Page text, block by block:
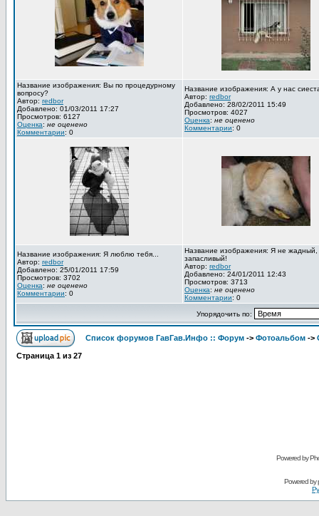
Название изображения: Вы по процедурному
вопросу?
Автор: redbor
Добавлено: 01/03/2011 17:27
Просмотров: 6127
Оценка: не оценено
Комментарии: 0
Название изображения: А у нас
Автор: redbor
Добавлено: 28/02/2011 15:49
Просмотров: 4027
Оценка: не оценено
Комментарии: 0
Название изображения: Я люблю тебя...
Автор: redbor
Добавлено: 25/01/2011 17:59
Просмотров: 3702
Оценка: не оценено
Комментарии: 0
Название изображения: Я не жадный,
запасливый!
Автор: redbor
Добавлено: 24/01/2011 12:43
Просмотров: 3713
Оценка: не оценено
Комментарии: 0
Упорядочить по:
Список форумов ГавГав.Инфо :: Форум -> Фотоальбом ->
Страница 1 из 27
Powered by
Powered by